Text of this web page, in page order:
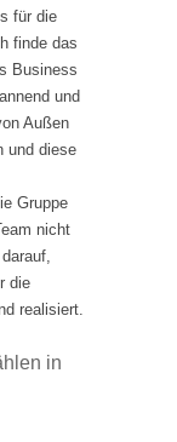
für die
finde das
Business
und
Außen
und diese
Gruppe
nicht
die
realisiert.
in